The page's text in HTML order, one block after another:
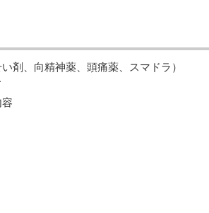
剤、向精神薬、頭痛薬、スマドラ）